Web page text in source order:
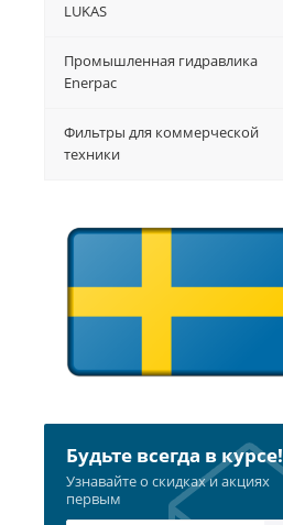
LUKAS
Промышленная гидравлика
Enerpac
Фильтры для коммерческой
техники
Будьте всегда в курсе!
Узнавайте о скидках и акциях
первым